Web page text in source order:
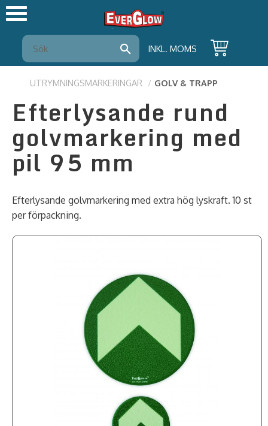
INKL. MOMS
UTRYMNINGSMARKERINGAR GOLV & TRAPP
Efterlysande rund
golvmarkering med
pil 95 mm
Efterlysande golvmarkering med extra hög lyskraft. 10 st
per förpackning.